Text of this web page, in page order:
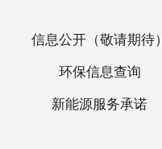
信息公开（敬请期待）
环保信息查询
新能源服务承诺